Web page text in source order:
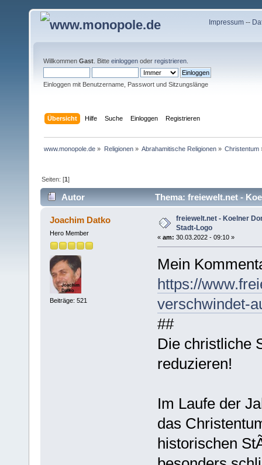
Impressum--
Willkommen Gast . Bitte einloggen oder registrieren
Einloggen mit Benutzername, Passwort und Sitzungslänge
Übersicht Hilfe Suche Einloggen Registrieren
www.monopole.de » Religionen» Abrahamitische Religionen» Christentum
Seiten: [1]
Autor Thema: freiewelt.net -
Joachim Datko
Hero Member
Beiträge: 521
freiewelt.net - Koelner
Stadt-Logo
« am: 30.03.2022 - 09:10 »
Mein
https://
verschwindet-
##
Die christliche
reduzieren!
Im Laufe der
das
historischen